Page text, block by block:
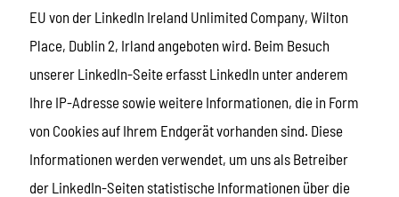
EU von der LinkedIn Ireland Unlimited Company, Wilton
Place, Dublin 2, Irland angeboten wird. Beim Besuch
unserer LinkedIn-Seite erfasst LinkedIn unter anderem
Ihre IP-Adresse sowie weitere Informationen, die in Form
von Cookies auf Ihrem Endgerät vorhanden sind. Diese
Informationen werden verwendet, um uns als Betreiber
der LinkedIn-Seiten statistische Informationen über die